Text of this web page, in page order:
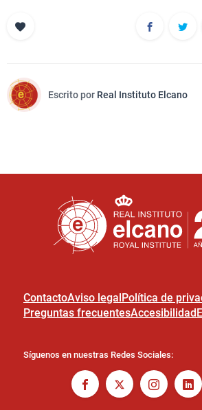
Escrito por Real Instituto Elcano
ContactoAviso legalPolítica de
Preguntas frecuentesAccesibilidad
Síguenos en nuestras Redes Sociales: